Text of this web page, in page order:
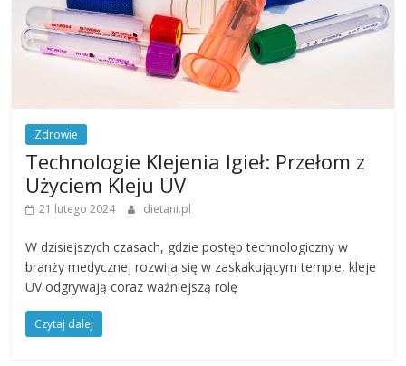
Zdrowie
Technologie Klejenia Igieł: Przełom z
Użyciem Kleju UV
21 lutego 2024 dietani.pl
W dzisiejszych czasach, gdzie postęp technologiczny w
branży medycznej rozwija się w zaskakującym tempie, kleje
UV odgrywają coraz ważniejszą rolę
Czytaj dalej